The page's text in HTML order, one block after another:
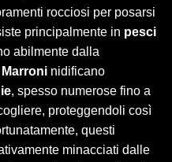
rocciosi per posarsi
principalmente in pesci
abilmente dalla
nidificano
, spesso numerose fino a
proteggendoli così
questi
minacciati dalle